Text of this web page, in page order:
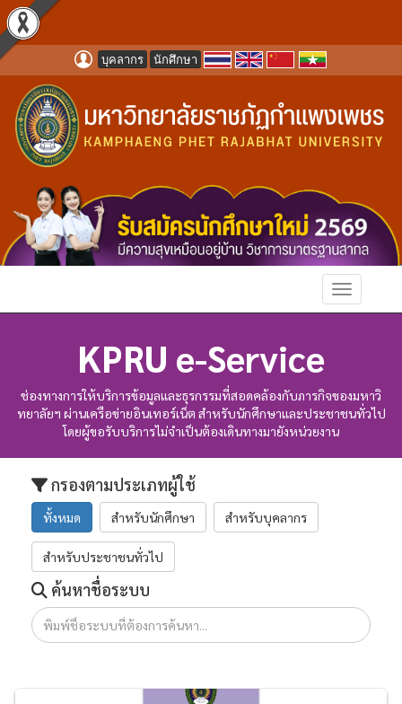
บุคลากร นักศึกษา
KPRU e-Service
ช่องทางการให้บริการข้อมูลและธุรกรรมที่สอดคล้องกับภารกิจของมหาวิ
ทยาลัยฯ ผ่านเครือข่ายอินเทอร์เน็ต สำหรับนักศึกษาและประชาชนทั่วไป
โดยผู้ขอรับบริการไม่จำเป็นต้องเดินทางมายังหน่วยงาน
กรองตามประเภทผู้ใช้
ทั้งหมด สำหรับนักศึกษา สำหรับบุคลากร
สำหรับประชาชนทั่วไป
ค้นหาชื่อระบบ